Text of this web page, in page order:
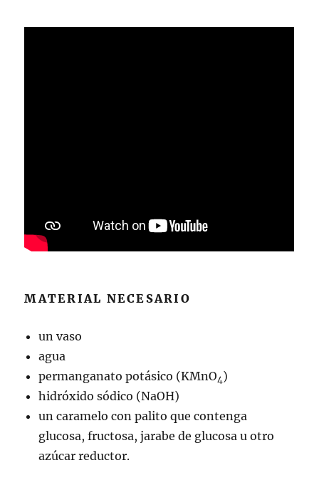
MATERIAL NECESARIO
un vaso
agua
permanganato potásico (KMnO4)
hidróxido sódico (NaOH)
un caramelo con palito que contenga
glucosa, fructosa, jarabe de glucosa u otro
azúcar reductor.